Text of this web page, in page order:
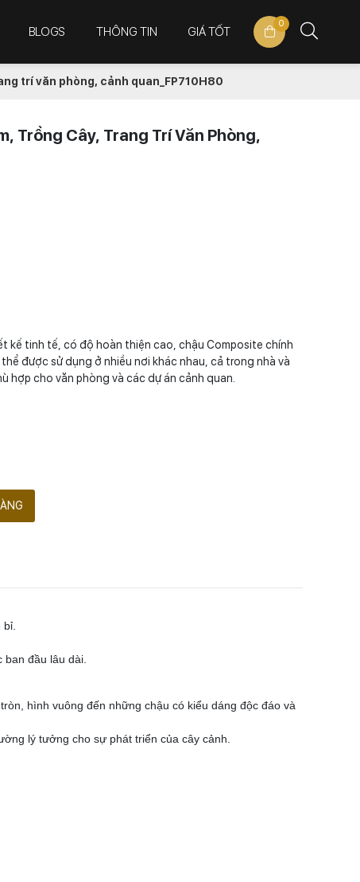
BLOGS THÔNG TIN GIÁ TỐT
0
trí văn phòng, cảnh quan_FP710H80
Trồng Cây, Trang Trí Văn Phòng,
kế tinh tế, có độ hoàn thiện cao, chậu Composite chính
được sử dụng ở nhiều nơi khác nhau, cả trong nhà và
hợp cho văn phòng và các dự án cảnh quan.
đầu lâu dài.
hình vuông đến những chậu có kiểu dáng độc đáo và
lý tưởng cho sự phát triển của cây cảnh.